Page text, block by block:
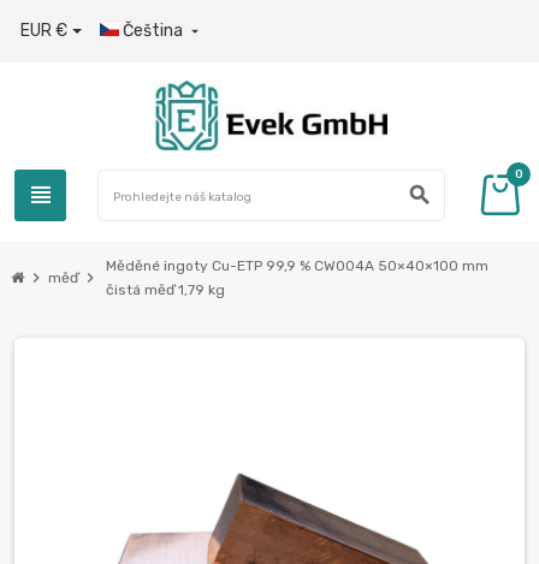
EUR € Čeština 
view_headline search
0
chevron_right měď chevron_right
Měděné ingoty Cu-ETP 99,9 % CW004A 50×40×100 mm
čistá měď 1,79 kg